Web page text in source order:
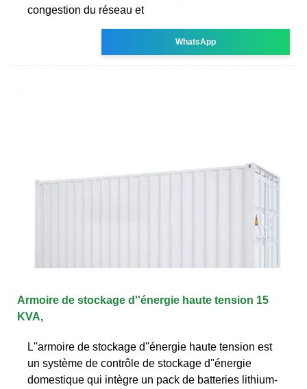
congestion du réseau et
WhatsApp
Armoire de stockage d''énergie haute tension 15
KVA,
L''armoire de stockage d''énergie haute tension est
un système de contrôle de stockage d''énergie
domestique qui intègre un pack de batteries lithium-